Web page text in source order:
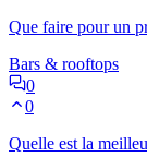
Que faire pour un
Bars & rooftops
0
0
Quelle est la